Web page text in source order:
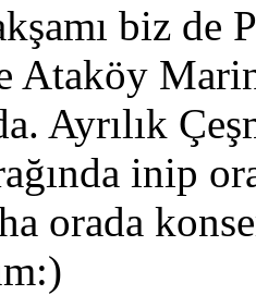
biz de
Ataköy
Ayrılık
inip
orada